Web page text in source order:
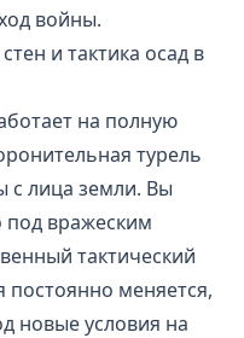
войны.
и тактика осад в
на полную
турель
с лица земли. Вы
вражеским
тактический
постоянно меняется,
новые условия на